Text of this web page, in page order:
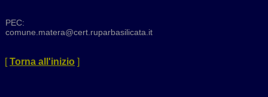
PEC:
comune.matera@cert.ruparbasilicata.it
[Torna all'inizio ]